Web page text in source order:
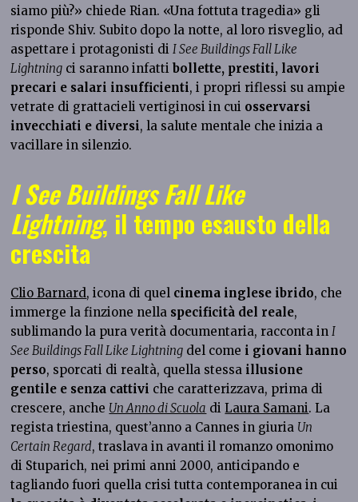
siamo più?» chiede Rian. «Una fottuta tragedia» gli
risponde Shiv. Subito dopo la notte, al loro risveglio, ad
aspettare i protagonisti diI See Buildings Fall Like
Lightning ci saranno infattibollette, prestiti, lavori
precari e salari insufficienti, i propri riflessi su ampie
vetrate di grattacieli vertiginosi in cui osservarsi
invecchiati e diversi, la salute mentale che inizia a
vacillare in silenzio.
I See Buildings Fall Like
Lightning, il tempo esausto della
crescita
Clio Barnard, icona di quel cinema inglese ibrido, che
immerge la finzione nella specificità del reale,
sublimando la pura verità documentaria, racconta inI
See Buildings Fall Like Lightning del come i giovani hanno
perso, sporcati di realtà, quella stessa illusione
gentile e senza cattivi che caratterizzava, prima di
crescere, anche Un Anno di Scuola diLaura Samani. La
regista triestina, quest’anno a Cannes in giuria Un
Certain Regard, traslava in avanti il romanzo omonimo
di Stuparich, nei primi anni 2000, anticipando e
tagliando fuori quella crisi tutta contemporanea in cui